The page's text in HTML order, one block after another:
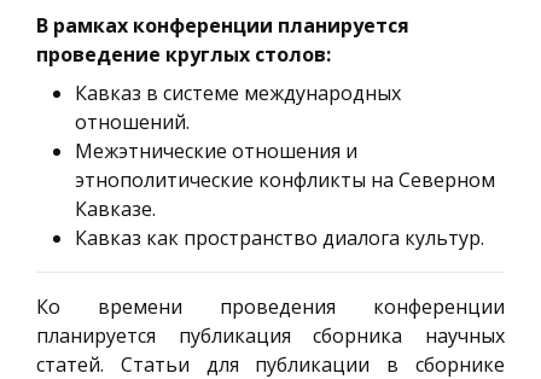
В рамках конференции планируется
проведение круглых столов:
Кавказ в системе международных
отношений.
Межэтнические отношения и
этнополитические конфликты на Северном
Кавказе.
Кавказ как пространство диалога культур.
Ко времени проведения конференции
планируется публикация сборника научных
статей. Статьи для публикации в сборнике